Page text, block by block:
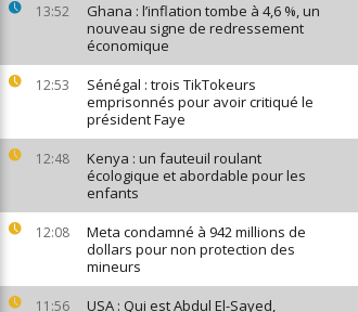
13:52
Ghana : l’inflation tombe à 4,6 %, un
nouveau signe de redressement
économique
12:53
Sénégal : trois TikTokeurs
emprisonnés pour avoir critiqué le
président Faye
12:48
Kenya : un fauteuil roulant
écologique et abordable pour les
enfants
12:08
Meta condamné à 942 millions de
dollars pour non protection des
mineurs
11:56
USA : Qui est Abdul El-Sayed,